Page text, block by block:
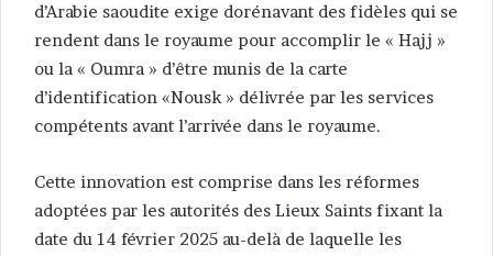
d’Arabie saoudite exige dorénavant des fidèles qui se
rendent dans le royaume pour accomplir le « Hajj »
ou la « Oumra » d’être munis de la carte
d’identification «Nousk » délivrée par les services
compétents avant l’arrivée dans le royaume.
Cette innovation est comprise dans les réformes
adoptées par les autorités des Lieux Saints fixant la
date du 14 février 2025 au-delà de laquelle les